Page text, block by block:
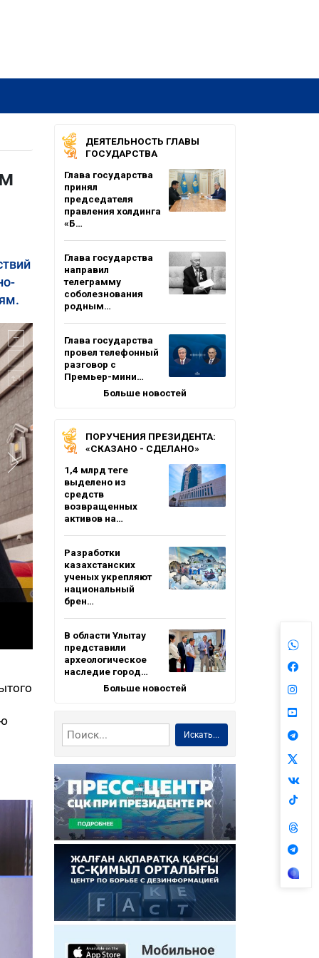
ДЕЯТЕЛЬНОСТЬ ГЛАВЫ
ГОСУДАРСТВА
Глава государства
принял
председателя
правления холдинга
«Б…
Глава государства
направил
телеграмму
соболезнования
родным…
Глава государства
провел телефонный
разговор с
Премьер-мини…
Больше новостей
ПОРУЧЕНИЯ ПРЕЗИДЕНТА:
«СКАЗАНО - СДЕЛАНО»
1,4 млрд теңге
выделено из
средств
возвращенных
активов на…
Разработки
казахстанских
ученых укрепляют
национальный
брен…
В области Ұлытау
представили
археологическое
наследие город…
Больше новостей
Искать...